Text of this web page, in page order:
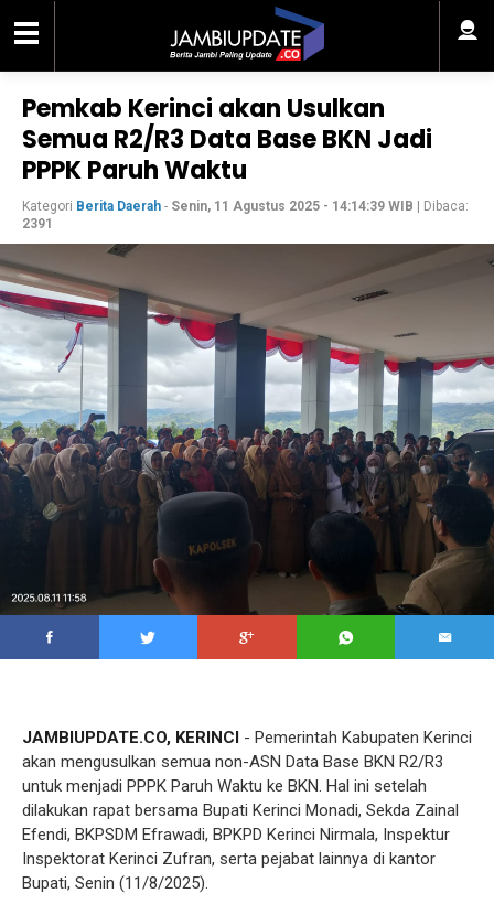
Pemkab Kerinci akan Usulkan
Semua R2/R3 Data Base BKN Jadi
PPPK Paruh Waktu
Kategori Berita Daerah - Senin, 11 Agustus 2025 - 14:14:39 WIB | Dibaca:
2391
JAMBIUPDATE.CO, KERINCI - Pemerintah Kabupaten Kerinci
akan mengusulkan semua non-ASN Data Base BKN R2/R3
untuk menjadi PPPK Paruh Waktu ke BKN. Hal ini setelah
dilakukan rapat bersama Bupati Kerinci Monadi, Sekda Zainal
Efendi, BKPSDM Efrawadi, BPKPD Kerinci Nirmala, Inspektur
Inspektorat Kerinci Zufran, serta pejabat lainnya di kantor
Bupati, Senin (11/8/2025).